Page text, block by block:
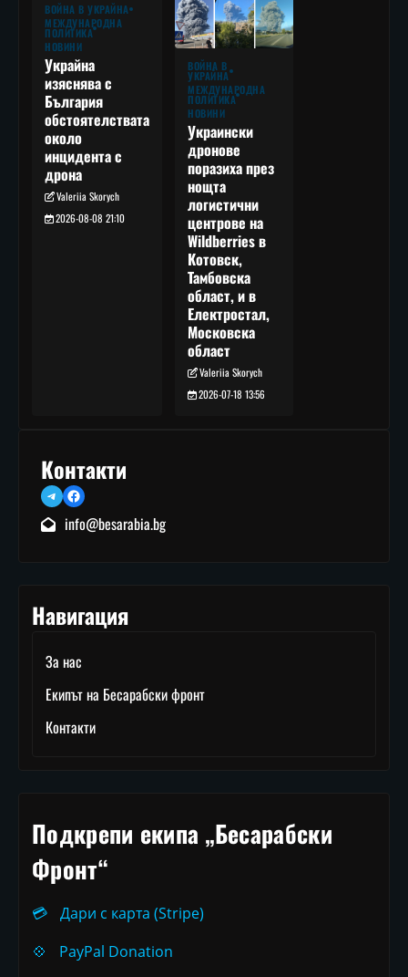
ВОЙНА В УКРАЙНА
МЕЖДУНАРОДНА
ПОЛИТИКА
НОВИНИ
Украйна
изяснява с
България
обстоятелствата
около
инцидента с
дрона
Valeriia Skorych
2026-08-08 21:10
ВОЙНА В
УКРАЙНА
МЕЖДУНАРОДНА
ПОЛИТИКА
НОВИНИ
Украински
дронове
поразиха през
нощта
логистични
центрове на
Wildberries в
Котовск,
Тамбовска
област, и в
Електростал,
Московска
област
Valeriia Skorych
2026-07-18 13:56
Контакти
TelegramFacebook
info@besarabia.bg
Навигация
За нас
Екипът на Бесарабски фронт
Контакти
Подкрепи екипа „Бесарабски
Фронт“
💳
Дари с карта (Stripe)
💠
PayPal Donation